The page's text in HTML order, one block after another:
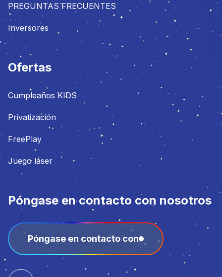
PREGUNTAS FRECUENTES
Inversores
Ofertas
Cumpleaños KIDS
Privatización
FreePlay
Juego láser
Póngase en contacto con nosotros
Póngase en contacto con